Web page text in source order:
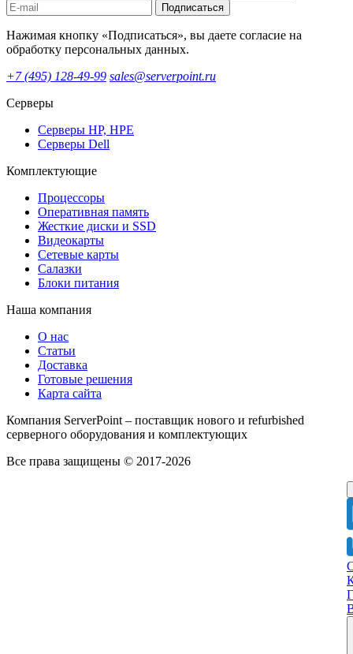
Подписаться
Нажимая кнопку «Подписаться», вы даете согласие на
обработку персональных данных.
+7 (495) 128-49-99 sales@serverpoint.ru
Серверы
Серверы HP, HPE
Серверы Dell
Комплектующие
Процессоры
Оперативная память
Жесткие диски и SSD
Видеокарты
Сетевые карты
Салазки
Блоки питания
Наша компания
О нас
Статьи
Доставка
Готовые решения
Карта сайта
Компания ServerPoint – поставщик нового и refurbished
серверного оборудования и комплектующих
Все права защищены © 2017-2026